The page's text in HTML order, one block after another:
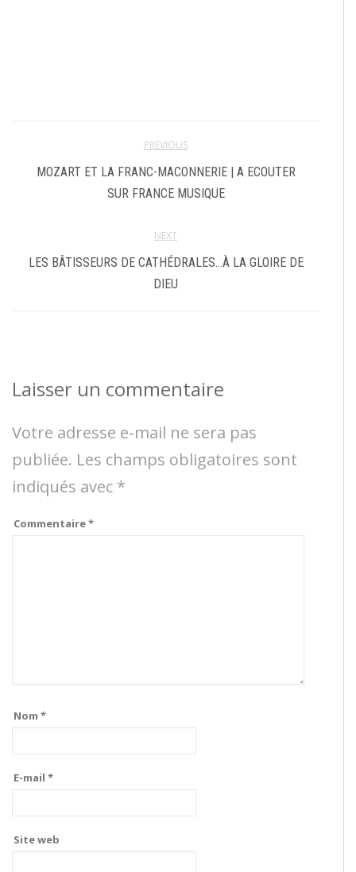
PREVIOUS
MOZART ET LA FRANC-MACONNERIE | A ECOUTER
SUR FRANCE MUSIQUE
NEXT
LES BÂTISSEURS DE CATHÉDRALES…À LA GLOIRE DE
DIEU
Laisser un commentaire
Votre adresse e-mail ne sera pas
publiée. Les champs obligatoires sont
indiqués avec *
Commentaire*
Nom *
E-mail *
Site web